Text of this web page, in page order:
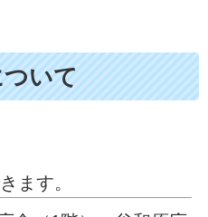
いて
ます。